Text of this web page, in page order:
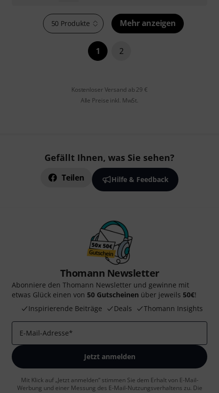
50 Produkte Mehr anzeigen
1 2
Kostenloser Versand ab 29 €
Alle Preise inkl. MwSt.
Gefällt Ihnen, was Sie sehen?
Teilen Hilfe & Feedback
Thomann Newsletter
Abonniere den Thomann Newsletter und gewinne mit
etwas Glück einen von 50 Gutscheinen über jeweils 50€!
Inspirierende Beiträge
Deals Thomann Insights
E-Mail-Adresse*
Jetzt anmelden
Mit Klick auf „Jetzt anmelden“ stimmen Sie dem Erhalt von E-Mail-
Werbung und einer Messung des E-Mail-Nutzungsverhaltens zu. Die